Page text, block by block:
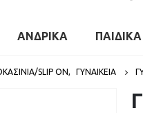
ΑΝΔΡΙΚΑ
SLIP ON, ΓΥΝΑΙΚΕΙΑ